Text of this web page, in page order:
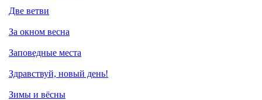
Две ветви
За окном весна
Заповедные места
Здравствуй, новый день!
Зимы и вёсны